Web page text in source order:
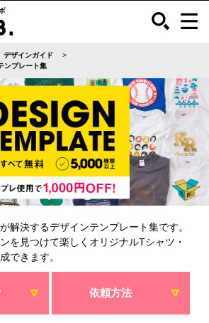
デザインガイド
ンプレート集
解決するデザインテンプレート集です。
を見つけて楽しくオリジナルTシャツ・
できます。
依頼方法